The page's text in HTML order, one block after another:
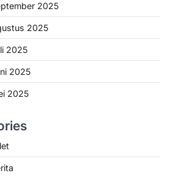
2025
2025
2025
2025
2025